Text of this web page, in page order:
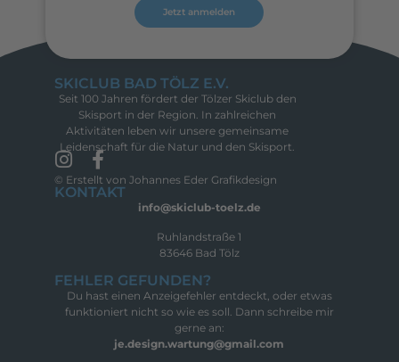
Jetzt anmelden
SKICLUB BAD TÖLZ E.V.
Seit 100 Jahren fördert der Tölzer Skiclub den
Skisport in der Region. In zahlreichen
Aktivitäten leben wir unsere gemeinsame
Leidenschaft für die Natur und den Skisport.
© Erstellt von Johannes Eder Grafikdesign
KONTAKT
info@skiclub-toelz.de
Ruhlandstraße 1
83646 Bad Tölz
FEHLER GEFUNDEN?
Du hast einen Anzeigefehler entdeckt, oder etwas
funktioniert nicht so wie es soll. Dann schreibe mir
gerne an:
je.design.wartung@gmail.com